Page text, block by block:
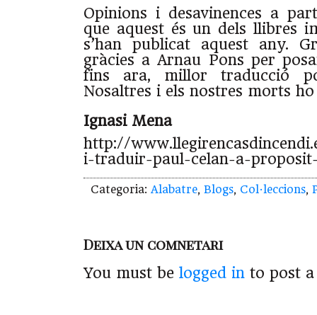
Opinions i desavinences a
que aquest és un dels llibres
s’han publicat aquest any.
gràcies a Arnau Pons per
fins ara, millor traducció
Nosaltres i els nostres morts ho
Ignasi Mena
http://
i-traduir-paul-celan-a-
Categoria: Alabatre, Blogs, Col·leccions,
Deixa un comnetari
You must be logged in to post